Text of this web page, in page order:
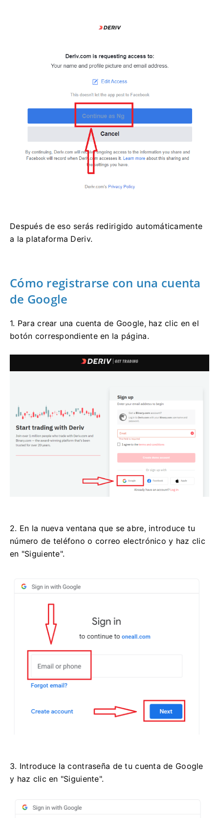
Después de eso serás redirigido automáticamente
a la plataforma Deriv.
Cómo registrarse con una cuenta
de Google
1. Para crear una cuenta de Google, haz clic en el
botón correspondiente en la página.
2. En la nueva ventana que se abre, introduce tu
número de teléfono o correo electrónico y haz clic
en "Siguiente".
3. Introduce la contraseña de tu cuenta de Google
y haz clic en "Siguiente".